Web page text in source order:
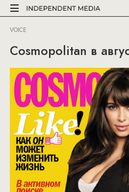
VOICE
Cosmopolitan в